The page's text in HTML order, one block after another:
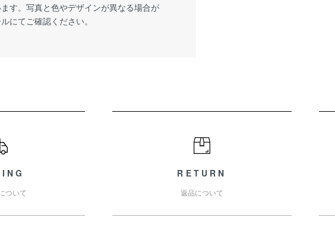
す。写真と色やデザインが異なる場合が
にてご確認ください。
ついて
RETURN
返品について